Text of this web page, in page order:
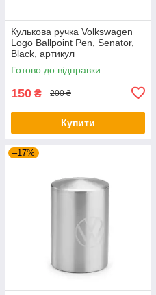
Кулькова ручка Volkswagen
Logo Ballpoint Pen, Senator,
Black, артикул
000087703ME041
Готово до відправки
150 ₴ 200 ₴
Купити
–17%